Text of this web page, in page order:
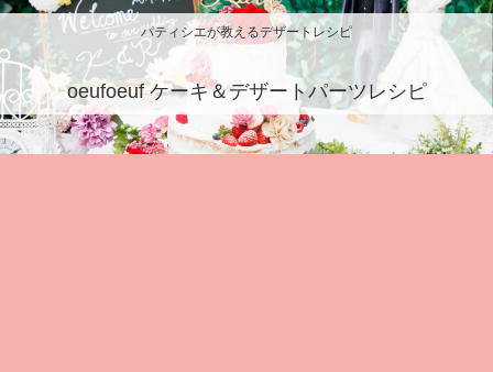
パティシエが教えるデザートレシピ
oeufoeuf ケーキ＆デザートパーツレシピ